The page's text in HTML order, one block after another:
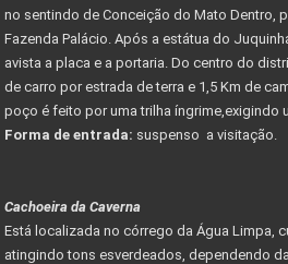
no sentindo de Conceição do Mato Dentro,
Fazenda Palácio. Após a estátua do
avista a placa e a portaria. Do centro do
de carro por estrada de terra e 1,5 Km de
poço é feito por uma trilha íngrime,exigindo
Forma de entrada: suspenso a visitação.
Cachoeira da Caverna
Está localizada no córrego da Água Limpa,
atingindo tons esverdeados, dependendo